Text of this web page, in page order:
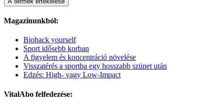
Magazinunkból:
Biohack yourself
Sport idősebb korban
A figyelem és koncentráció növelése
Visszatérés a sportba egy hosszabb szünet után
Edzés: High- vagy Low-Impact
VitalAbo felfedezése: